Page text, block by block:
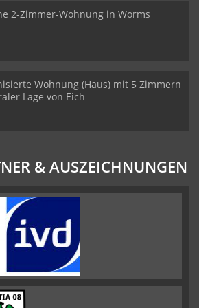
2-Zimmer-Wohnung in Worms
Wohnung (Haus) mit 5 Zimmern
Lage von Eich
& AUSZEICHNUNGEN